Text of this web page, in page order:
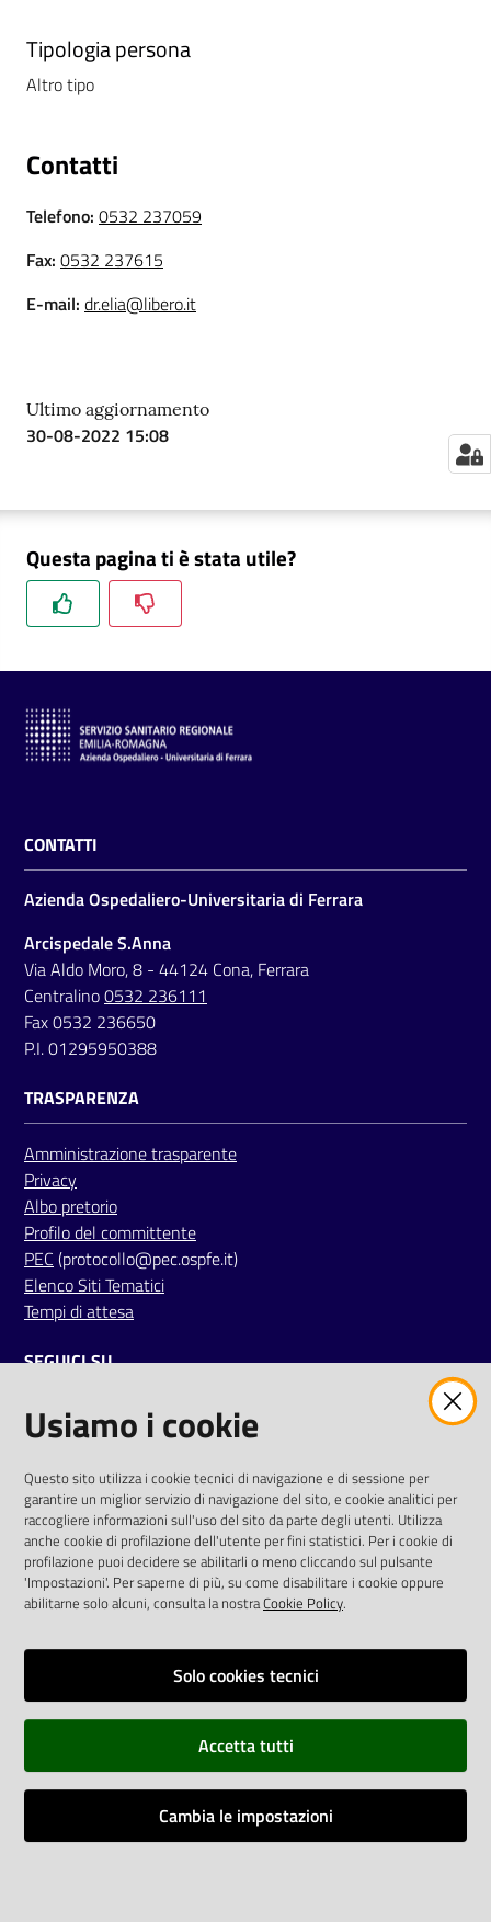
a
r
à
i
e
n
A
i
i
t
a
i
o
r
s
p
a
r
e
n
e
Fornitori
Seguici
su
Tipologia persona
Altro tipo
Contatti
Telefono: 0532 237059
Fax: 0532 237615
E-mail: dr.elia@libero.it
Ultimo aggiornamento
30-08-2022 15:08
Questa pagina ti è stata utile?
CONTATTI
Azienda Ospedaliero-Universitaria di Ferrara
Arcispedale S.Anna
Via Aldo Moro, 8 - 44124 Cona, Ferrara
Centralino0532 236111
Fax 0532 236650
P.I. 01295950388
TRASPARENZA
Amministrazione trasparente
Privacy
Albo pretorio
Profilo del committente
PEC (protocollo@pec.ospfe.it)
Elenco Siti Tematici
Tempi di attesa
SEGUICI SU
twitterfacebookyoutube
AREA DIPENDENTI
Posta Elettronica Aziendale
Cloud aziendale(manuale di istruzioni)
Portale del Dipendente
Sito intranet
Redazione web
Credits
Usiamo i cookie
Questo sito utilizza i cookie tecnici di navigazione e di sessione per
garantire un miglior servizio di navigazione del sito, e cookie analitici per
raccogliere informazioni sull'uso del sito da parte degli utenti. Utilizza
anche cookie di profilazione dell'utente per fini statistici. Per i cookie di
profilazione puoi decidere se abilitarli o meno cliccando sul pulsante
'Impostazioni'. Per saperne di più, su come disabilitare i cookie oppure
abilitarne solo alcuni, consulta la nostraCookie Policy.
Solo cookies tecnici
Accetta tutti
Cambia le impostazioni